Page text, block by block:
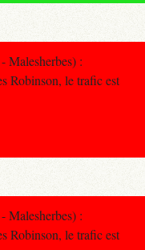
:
Robinson, le trafic est
:
Robinson, le trafic est